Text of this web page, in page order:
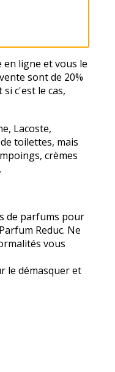
ligne et vous le
sont de 20%
c'est le cas,
Lacoste,
toilettes, mais
crèmes
de parfums pour
Reduc. Ne
vous
le démasquer et